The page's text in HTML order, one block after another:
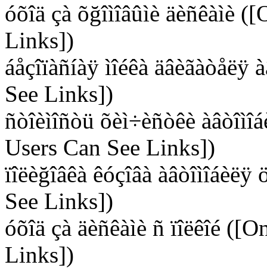
óõîä çà õğîìîâûìè äèñêàìè
Links])
áåçîïàñíàÿ ìîéêà äâèãàòåëÿ
See Links])
ñòîèìîñòü õèì÷èñòêè
Users Can See Links])
ïîëèğîâêà êóçîâà àâòîìîáèëÿ
See Links])
óõîä çà äèñêàìè ñ ïîëêîé
Links])